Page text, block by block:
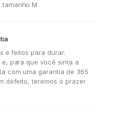
tamanho M.
e feitos para durar.
para que você sinta a
com uma garantia de 365
defeito, teremos o prazer